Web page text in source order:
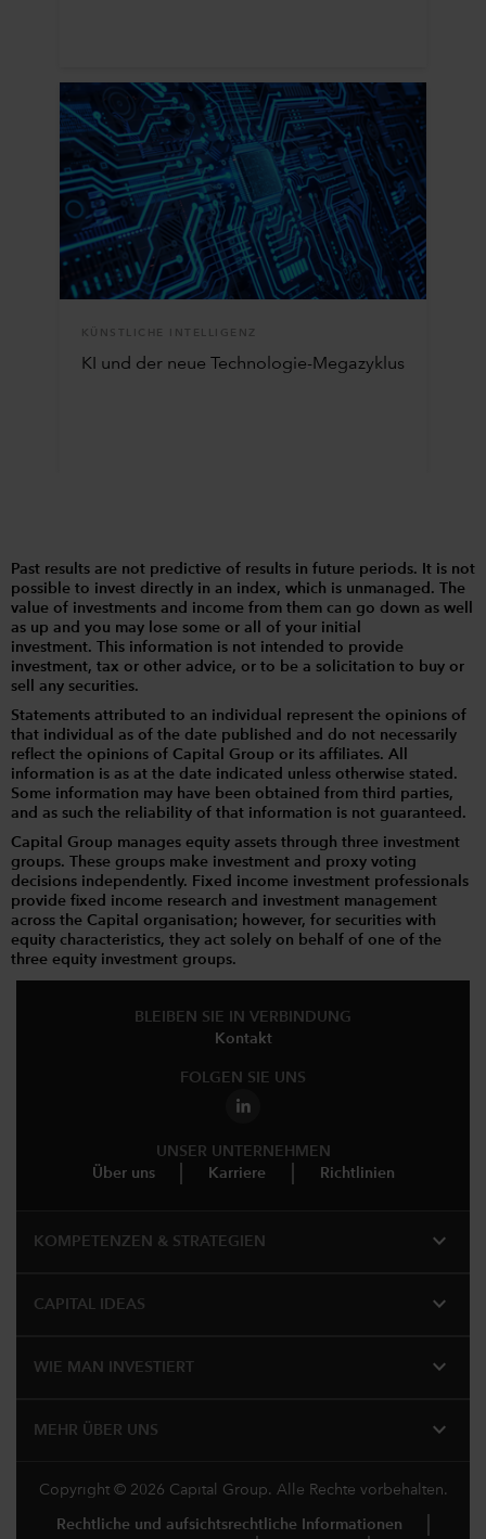
KÜNSTLICHE INTELLIGENZ
KI und der neue Technologie-Megazyklus
Past results are not predictive of results in future periods. It is not
possible to invest directly in an index, which is unmanaged. The
value of investments and income from them can go down as well
as up and you may lose some or all of your initial
investment. This information is not intended to provide
investment, tax or other advice, or to be a solicitation to buy or
sell any securities.
Statements attributed to an individual represent the opinions of
that individual as of the date published and do not necessarily
reflect the opinions of Capital Group or its affiliates. All
information is as at the date indicated unless otherwise stated.
Some information may have been obtained from third parties,
and as such the reliability of that information is not guaranteed.
Capital Group manages equity assets through three investment
groups. These groups make investment and proxy voting
decisions independently. Fixed income investment professionals
provide fixed income research and investment management
across the Capital organisation; however, for securities with
equity characteristics, they act solely on behalf of one of the
three equity investment groups.
BLEIBEN SIE IN VERBINDUNG
Kontakt
FOLGEN SIE UNS
UNSER UNTERNEHMEN
Über uns
Karriere Richtlinien
KOMPETENZEN & STRATEGIEN expand_more
CAPITAL IDEAS expand_more
WIE MAN INVESTIERT expand_more
MEHR ÜBER UNS expand_more
Copyright © 2026 Capital Group. Alle Rechte vorbehalten.
Rechtliche und aufsichtsrechtliche Informationen